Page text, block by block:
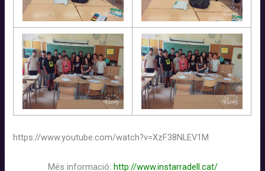
https://www.youtube.com/watch?v=XzF38NLEV1M
Més informació: http://www.instarradell.cat/